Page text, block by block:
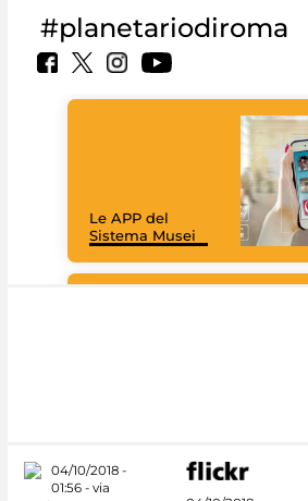
#planetariodiroma
Le APP del
Sistema Musei